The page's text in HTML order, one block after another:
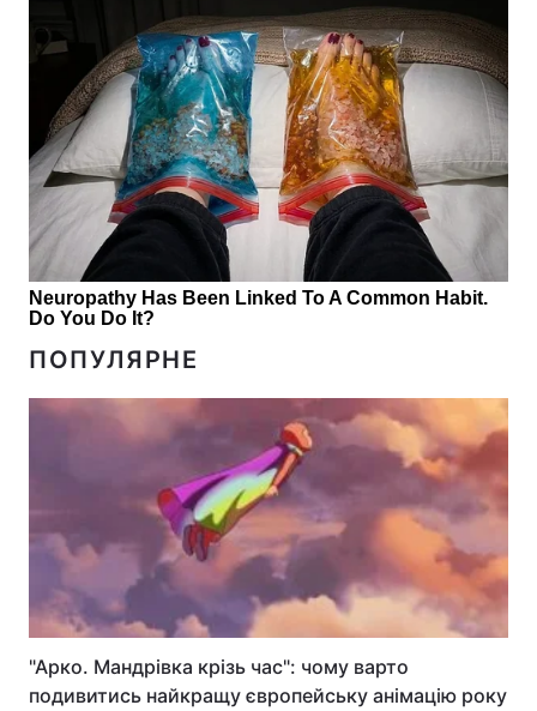
ПОПУЛЯРНЕ
"Арко. Мандрівка крізь час": чому варто
подивитись найкращу європейську анімацію року